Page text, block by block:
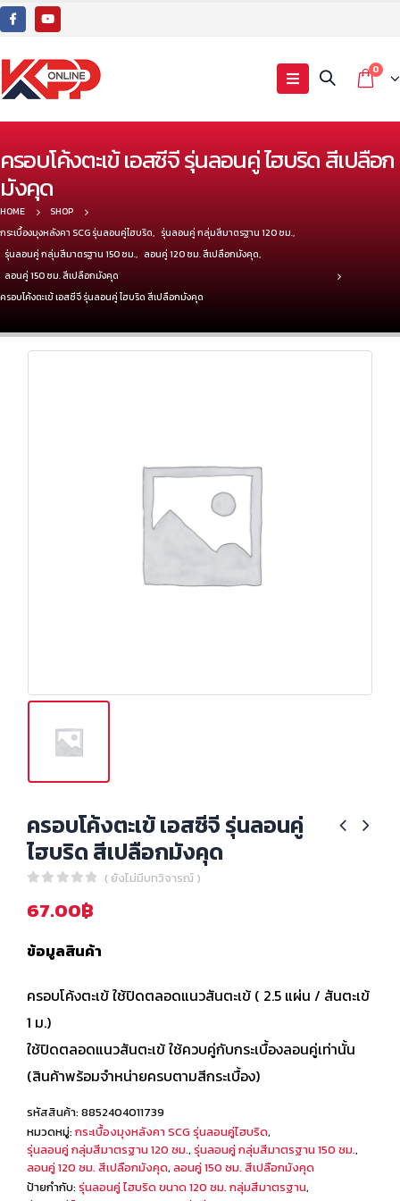
0
ครอบโค้งตะเข้ เอสซีจี รุ่นลอนคู่ ไฮบริด สีเปลือก
มังคุด
HOME
SHOP
กระเบื้องมุงหลังคา SCG รุ่นลอนคู่ไฮบริด, รุ่นลอนคู่ กลุ่มสีมาตรฐาน 120 ซม.,
รุ่นลอนคู่ กลุ่มสีมาตรฐาน 150 ซม., ลอนคู่ 120 ซม. สีเปลือกมังคุด,
ลอนคู่ 150 ซม. สีเปลือกมังคุด
ครอบโค้งตะเข้ เอสซีจี รุ่นลอนคู่ ไฮบริด สีเปลือกมังคุด
ครอบโค้งตะเข้ เอสซีจี รุ่นลอนคู่
ไฮบริด สีเปลือกมังคุด
( ยังไม่มีบทวิจารณ์ )
67.00฿
ข้อมูลสินค้า
ครอบโค้งตะเข้ ใช้ปิดตลอดแนวสันตะเข้ ( 2.5 แผ่น / สันตะเข้
1 ม.)
ใช้ปิดตลอดแนวสันตะเข้ ใช้ควบคู่กับกระเบื้องลอนคู่เท่านั้น
(สินค้าพร้อมจำหน่ายครบตามสีกระเบื้อง)
รหัสสินค้า:8852404011739
หมวดหมู่:กระเบื้องมุงหลังคา SCG รุ่นลอนคู่ไฮบริด,
รุ่นลอนคู่ กลุ่มสีมาตรฐาน 120 ซม., รุ่นลอนคู่ กลุ่มสีมาตรฐาน 150 ซม.,
ลอนคู่ 120 ซม. สีเปลือกมังคุด, ลอนคู่ 150 ซม. สีเปลือกมังคุด
ป้ายกำกับ:รุ่นลอนคู่ ไฮบริด ขนาด 120 ซม. กลุ่มสีมาตรฐาน,